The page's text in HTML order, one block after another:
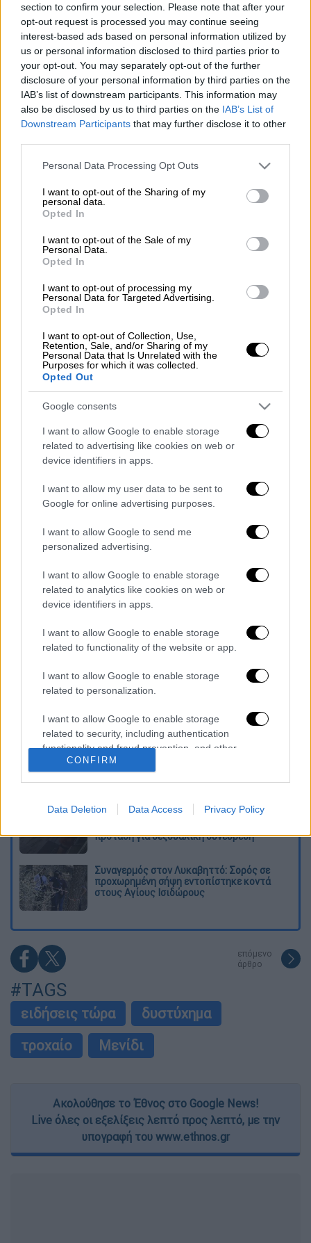
section to confirm your selection. Please note that after your
opt-out request is processed you may continue seeing
interest-based ads based on personal information utilized by
us or personal information disclosed to third parties prior to
your opt-out. You may separately opt-out of the further
disclosure of your personal information by third parties on the
IAB’s list of downstream participants. This information may
also be disclosed by us to third parties on the IAB’s List of
Downstream Participants that may further disclose it to other
Please note that this website/app uses one or more Google
not limited to your visit or usage behaviour. You may click to
grant or deny consent to Google and its third-party tags to
use your data for below specified purposes in below Google
consent section.
Personal Data Processing Opt Outs
I want to opt-out of the Sharing of my
personal data.
Opted In
I want to opt-out of the Sale of my
Personal Data.
Opted In
I want to opt-out of processing my
Personal Data for Targeted Advertising.
Opted In
I want to opt-out of Collection, Use,
Retention, Sale, and/or Sharing of my
Personal Data that Is Unrelated with the
Purposes for which it was collected.
Opted Out
Google consents
I want to allow Google to enable storage
related to advertising like cookies on web or
device identifiers in apps.
I want to allow my user data to be sent to
Google for online advertising purposes.
I want to allow Google to send me
personalized advertising.
I want to allow Google to enable storage
related to analytics like cookies on web or
device identifiers in apps.
I want to allow Google to enable storage
related to functionality of the website or app.
I want to allow Google to enable storage
related to personalization.
I want to allow Google to enable storage
related to security, including authentication
functionality and fraud prevention, and other
user protection.
CONFIRM
Data Deletion Data Access Privacy Policy
(ΚΟΝΤΑΡΙΝΗΣ ΓΙΩΡΓΟΣ/EUROKINISSI)
Προσθέστε το ΕΘΝΟΣ στη Google
Σοβαρότροχαίοσημειώθηκε, το βράδυ της
Τρίτης (07.10.2025) στοΜενίδι, με θύμα μία
46χρονη.
ΔΙΑΒΑΣΤΕ ΕΠΙΣΗΣ
Ελλάδα|07.10.2025 22:32
Συναγερμός στα Ιλίσια: Ισχυρή
έκρηξη σε γνωστή ντίσκο στη
Μιχαλακοπούλου - Δείτε εικόνες από
Τι συνέβη
τροχαίο δυστύχημαέγινε στη λεωφόρο
Πάρνηθος, στο Μενίδι, λίγο πριν τις 23:00.
Κάτω από αδιευκρίνιστο λόγο, η 46χρονη
οδηγός έχασε τον έλεγχο του αυτοκινήτου
της το οποίο βγήκε εκτός δρόμου και
ανετράπη.
Στο σημείοέσπευσεασθενοφόρο τουΕΚΑΒ
αλλά και πυροσβεστικές δυνάμεις ώστε να
απεγκλωβίσουν το θύμα.
Εν τέλει ανασύρθηκε χωρίς τις αισθήσεις
της και μεταφέρθηκε στο νοσοκομείο όπου
και διαπιστώθηκε ο θάνατός της.
Τα ακριβή αίτια που προκάλεσαν το τροχαίο
δυστύχημα διερευνώνται από την αστυνομία.
Διαβάστε ακόμη
πίστευα ότι το να είσαι outsider ήταν
αδυναμία, τώρα το βλέπω ως δύναμη»
«Χωρίς σκηνές και κουβέρτες σε ακραίες
θερμοκρασίες»: Σε δραματικές συνθήκες
χιλιάδες μετανάστες στη Θέουτα
Η ΕΛΑΣ διαψεύδει το περιστατικό με
πρόταση για σεξουαλική συνεύρεση
Συναγερμός στον Λυκαβηττό: Σορός σε
προχωρημένη σήψη εντοπίστηκε κοντά
στους Αγίους Ισιδώρους
επόμενο
άρθρο
#TAGS
ειδήσεις τώρα
δυστύχημα
τροχαίο
Μενίδι
Ακολούθησε το Έθνος στο Google News!
Live όλες οι εξελίξεις λεπτό προς λεπτό, με την
υπογραφή του www.ethnos.gr